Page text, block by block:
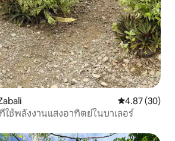
คะแนนเฉลี่ย
4.87 (30)
ช้พลังงานแสงอาทิตย์ในบาเลอร์